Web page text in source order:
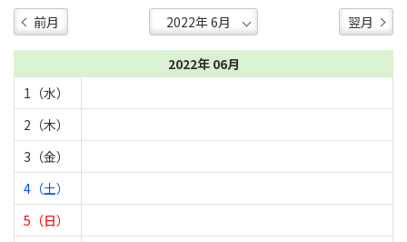
前月 翌月
2022年 06月
1（水）
2（木）
3（金）
4（土）
5（日）